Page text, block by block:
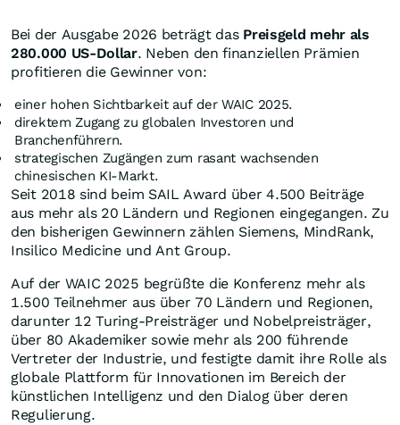
Bei der Ausgabe 2026 beträgt das Preisgeld mehr als
280.000 US-Dollar. Neben den finanziellen Prämien
profitieren die Gewinner von:
einer hohen Sichtbarkeit auf der WAIC 2025.
direktem Zugang zu globalen Investoren und
Branchenführern.
strategischen Zugängen zum rasant wachsenden
chinesischen KI-Markt.
Seit 2018 sind beim SAIL Award über 4.500 Beiträge
aus mehr als 20 Ländern und Regionen eingegangen. Zu
den bisherigen Gewinnern zählen Siemens, MindRank,
Insilico Medicine und Ant Group.
Auf der WAIC 2025 begrüßte die Konferenz mehr als
1.500 Teilnehmer aus über 70 Ländern und Regionen,
darunter 12 Turing-Preisträger und Nobelpreisträger,
über 80 Akademiker sowie mehr als 200 führende
Vertreter der Industrie, und festigte damit ihre Rolle als
globale Plattform für Innovationen im Bereich der
künstlichen Intelligenz und den Dialog über deren
Regulierung.